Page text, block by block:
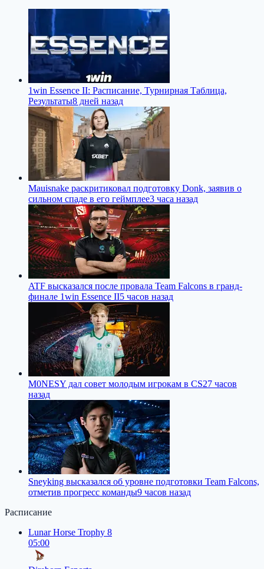
1win Essence II: Расписание, Турнирная Таблица,
Результаты8 дней назад
Mauisnake раскритиковал подготовку Donk, заявив о
сильном спаде в его геймплее3 часа назад
ATF высказался после провала Team Falcons в гранд-
финале 1win Essence II5 часов назад
M0NESY дал совет молодым игрокам в CS27 часов
назад
Sneyking высказался об уровне подготовки Team Falcons,
отметив прогресс команды9 часов назад
Расписание
Lunar Horse Trophy 8
05:00